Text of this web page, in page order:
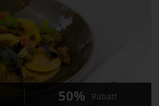
50% Rabatt